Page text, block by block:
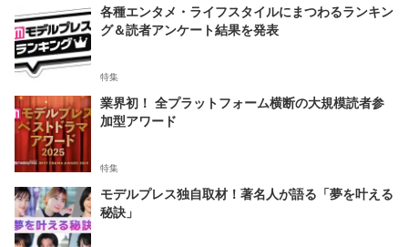
各種エンタメ・ライフスタイルにまつわるランキン
グ＆読者アンケート結果を発表
特集
業界初！ 全プラットフォーム横断の大規模読者参
加型アワード
特集
モデルプレス独自取材！著名人が語る「夢を叶える
秘訣」